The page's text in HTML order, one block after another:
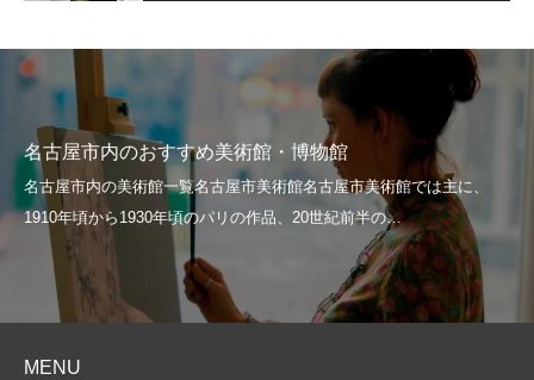
名古屋市内のおすすめ美術館・博物館
MENU